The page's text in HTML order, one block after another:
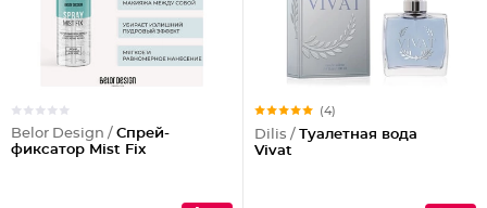
Belor Design / Спрей-
фиксатор Mist Fix
(4)
Dilis / Туалетная вода
Vivat